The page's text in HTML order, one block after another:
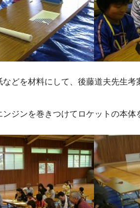
どを材料にして、後藤道夫先生考
ジンを巻きつけてロケットの本体